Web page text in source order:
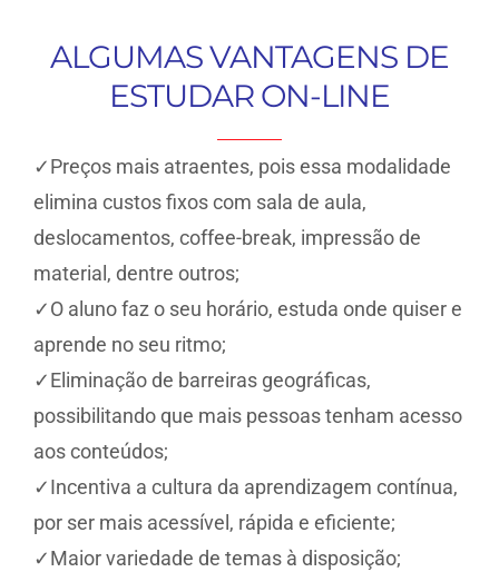
ALGUMAS VANTAGENS DE
ESTUDAR ON-LINE
✓Preços mais atraentes, pois essa modalidade
elimina custos fixos com sala de aula,
deslocamentos, coffee-break, impressão de
material, dentre outros;
✓O aluno faz o seu horário, estuda onde quiser e
aprende no seu ritmo;
✓Eliminação de barreiras geográficas,
possibilitando que mais pessoas tenham acesso
aos conteúdos;
✓Incentiva a cultura da aprendizagem contínua,
por ser mais acessível, rápida e eficiente;
✓Maior variedade de temas à disposição;